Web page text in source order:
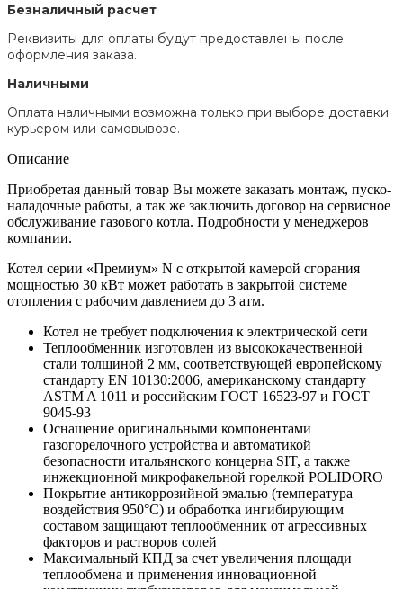
Безналичный расчет
Реквизиты для оплаты будут предоставлены после
оформления заказа.
Наличными
Оплата наличными возможна только при выборе доставки
курьером или самовывозе.
Описание
Приобретая данный товар Вы можете заказать монтаж, пуско-
наладочные работы, а так же заключить договор на сервисное
обслуживание газового котла. Подробности у менеджеров
компании.
Котел серии «Премиум» N с открытой камерой сгорания
мощностью 30 кВт может работать в закрытой системе
отопления с рабочим давлением до 3 атм.
Котел не требует подключения к электрической сети
Теплообменник изготовлен из высококачественной
стали толщиной 2 мм, соответствующей европейскому
стандарту EN 10130:2006, американскому стандарту
ASTM A 1011 и российским ГОСТ 16523-97 и ГОСТ
9045-93
Оснащение оригинальными компонентами
газогорелочного устройства и автоматикой
безопасности итальянского концерна SIT, а также
инжекционной микрофакельной горелкой POLIDORO
Покрытие антикоррозийной эмалью (температура
воздействия 950°С) и обработка ингибирующим
составом защищают теплообменник от агрессивных
факторов и растворов солей
Максимальный КПД за счет увеличения площади
теплообмена и применения инновационной